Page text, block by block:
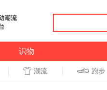
识物
潮流 跑步